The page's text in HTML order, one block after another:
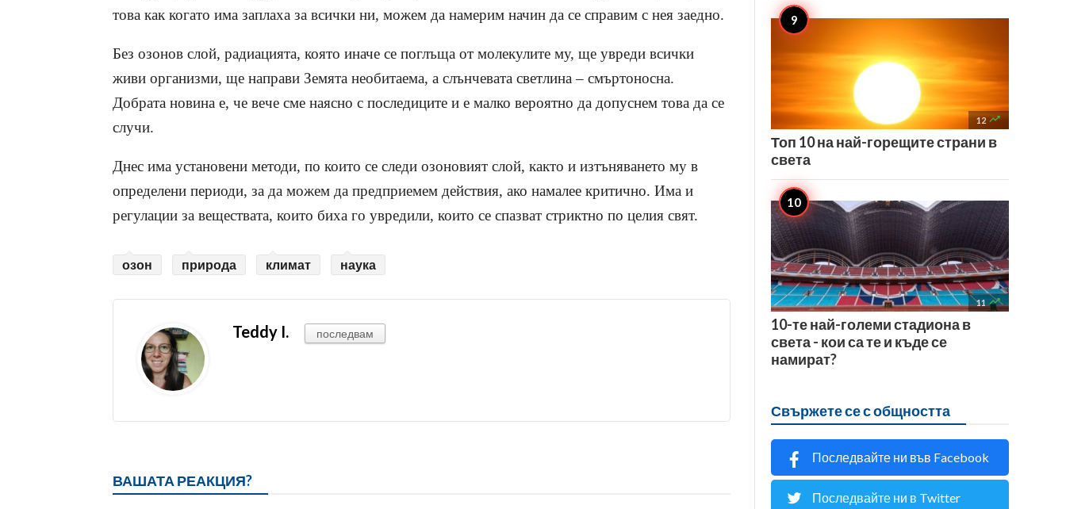
това как когато има заплаха за всички ни, можем да намерим начин да се справим с нея заедно.
Без озонов слой, радиацията, която иначе се поглъща от молекулите му, ще увреди всички
живи организми, ще направи Земята необитаема, а слънчевата светлина – смъртоносна.
Добрата новина е, че вече сме наясно с последиците и е малко вероятно да допуснем това да се
случи.
Днес има установени методи, по които се следи озоновият слой, както и изтъняването му в
определени периоди, за да можем да предприемем действия, ако намалее критично. Има и
регулации за веществата, които биха го увредили, които се спазват стриктно по целия свят.
озон природа климат наука
Teddy I. последвам
ВАШАТА РЕАКЦИЯ?
12 
Топ 10 на най-горещите страни в
света
11 
10-те най-големи стадиона в
света - кои са те и къде се
намират?
Свържете се с общността
Последвайте ни във Facebook
Последвайте ни в Twitter